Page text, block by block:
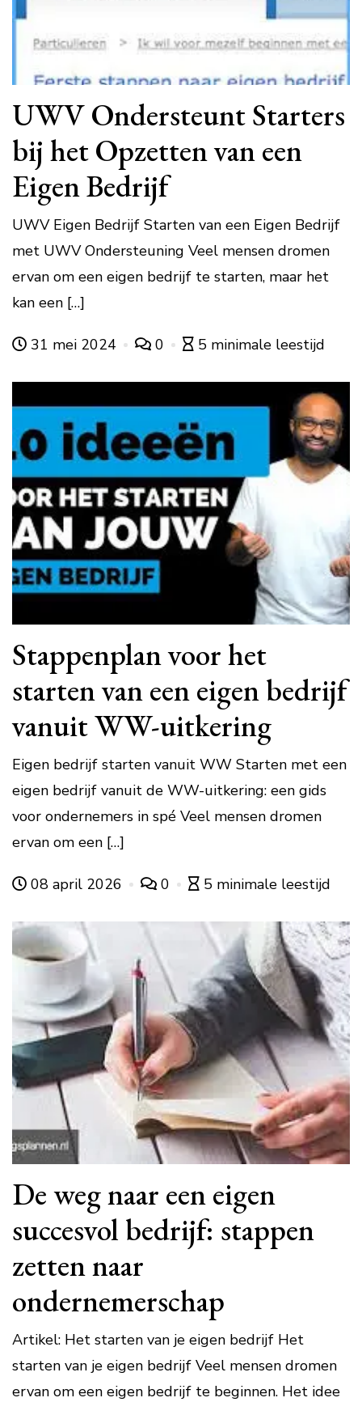
UWV Ondersteunt Starters
bij het Opzetten van een
Eigen Bedrijf
UWV Eigen Bedrijf Starten van een Eigen Bedrijf
met UWV Ondersteuning Veel mensen dromen
ervan om een eigen bedrijf te starten, maar het
kan een […]
31 mei 2024 0 5 minimale leestijd
Stappenplan voor het
starten van een eigen bedrijf
vanuit WW-uitkering
Eigen bedrijf starten vanuit WW Starten met een
eigen bedrijf vanuit de WW-uitkering: een gids
voor ondernemers in spé Veel mensen dromen
ervan om een […]
08 april 2026 0 5 minimale leestijd
De weg naar een eigen
succesvol bedrijf: stappen
zetten naar
ondernemerschap
Artikel: Het starten van je eigen bedrijf Het
starten van je eigen bedrijf Veel mensen dromen
ervan om een eigen bedrijf te beginnen. Het idee